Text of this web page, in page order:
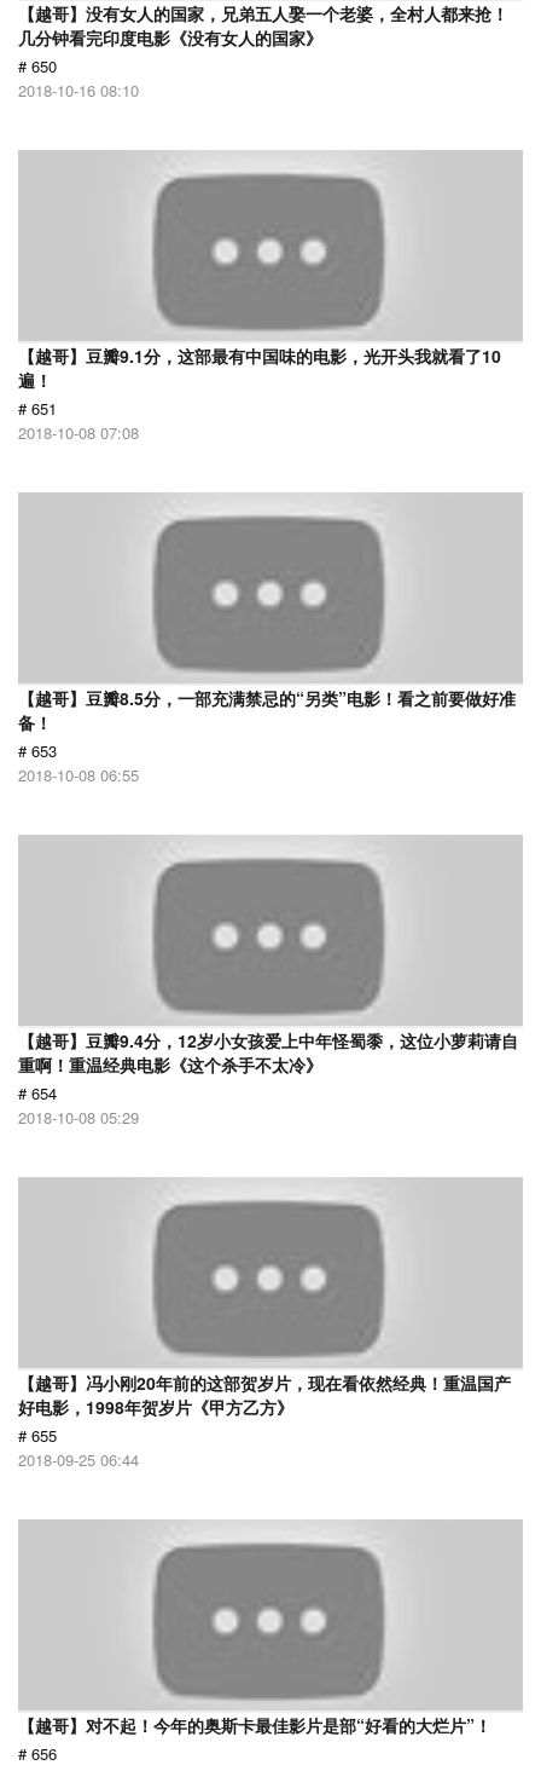
【越哥】没有女人的国家，兄弟五人娶一个老婆，全村人都来抢！
几分钟看完印度电影《没有女人的国家》
# 650
2018-10-16 08:10
【越哥】豆瓣9.1分，这部最有中国味的电影，光开头我就看了10
遍！
# 651
2018-10-08 07:08
【越哥】豆瓣8.5分，一部充满禁忌的“另类”电影！看之前要做好准
备！
# 653
2018-10-08 06:55
【越哥】豆瓣9.4分，12岁小女孩爱上中年怪蜀黍，这位小萝莉请自
重啊！重温经典电影《这个杀手不太冷》
# 654
2018-10-08 05:29
【越哥】冯小刚20年前的这部贺岁片，现在看依然经典！重温国产
好电影，1998年贺岁片《甲方乙方》
# 655
2018-09-25 06:44
【越哥】对不起！今年的奥斯卡最佳影片是部“好看的大烂片”！
# 656